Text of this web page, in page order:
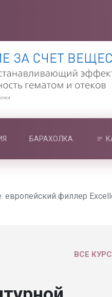
БАРАХОЛКА
европейский филлер
ВСЕ